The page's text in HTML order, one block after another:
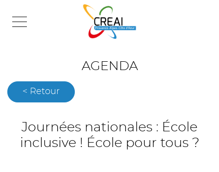
AGENDA
< Retour
Journées nationales : École
inclusive ! École pour tous ?